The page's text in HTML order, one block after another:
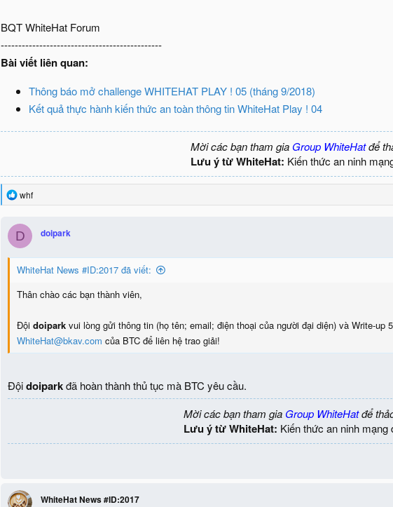
BQT WhiteHat Forum
----------------------------------------------
Bài viết liên quan:
Thông báo mở challenge WHITEHAT PLAY ! 05 (tháng 9/2018)
Kết quả thực hành kiến thức an toàn thông tin WhiteHat Play ! 04
Mời các bạn tham gia Group WhiteHatđể
Lưu ý từ WhiteHat: Kiến thức an ninh
R
e
c
t
i
o
n
:
whf
D doipark
WhiteHat News #ID:2017 đã viết:
Thân chào các bạn thành viên,
Đội doipark vui lòng gửi thông tin (họ tên; email; điện thoại của người đại diện) và Write-up
WhiteHat@bkav.com của BTC để liên hệ trao giải!
Độidoiparkđã hoàn thành thủ tục mà BTC yêu cầu.
Mời các bạn tham gia Group WhiteHatđể
Lưu ý từ WhiteHat: Kiến thức an ninh mạng
WhiteHat News #ID:2017